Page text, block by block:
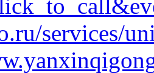
services/